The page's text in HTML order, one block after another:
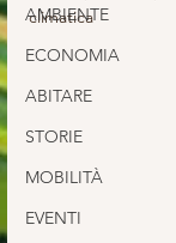
AMBIENTE
ECONOMIA
ABITARE
STORIE
MOBILITÀ
EVENTI
climatica